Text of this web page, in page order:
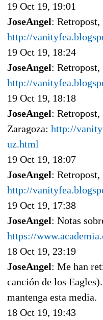
19 Oct 19, 19:01
JoseAngel: Retropost,
http://
19 Oct 19, 18:24
JoseAngel:
http://
19 Oct 19, 18:18
JoseAngel:
Zaragoza: http://
uz.html
19 Oct 19, 18:07
JoseAngel:
http://
19 Oct 19, 17:38
JoseAngel: Notas
https://
18 Oct 19, 23:19
JoseAngel: Me han
canción de los
mantenga esta media.
18 Oct 19, 19:43